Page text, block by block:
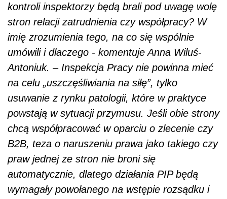
kontroli inspektorzy będą brali pod uwagę wolę
stron relacji zatrudnienia czy współpracy? W
imię zrozumienia tego, na co się wspólnie
umówili i dlaczego - komentuje Anna Wiluś-
Antoniuk. – Inspekcja Pracy nie powinna mieć
na celu „uszczęśliwiania na siłę”, tylko
usuwanie z rynku patologii, które w praktyce
powstają w sytuacji przymusu. Jeśli obie strony
chcą współpracować w oparciu o zlecenie czy
B2B, teza o naruszeniu prawa jako takiego czy
praw jednej ze stron nie broni się
automatycznie, dlatego działania PIP będą
wymagały powołanego na wstępie rozsądku i